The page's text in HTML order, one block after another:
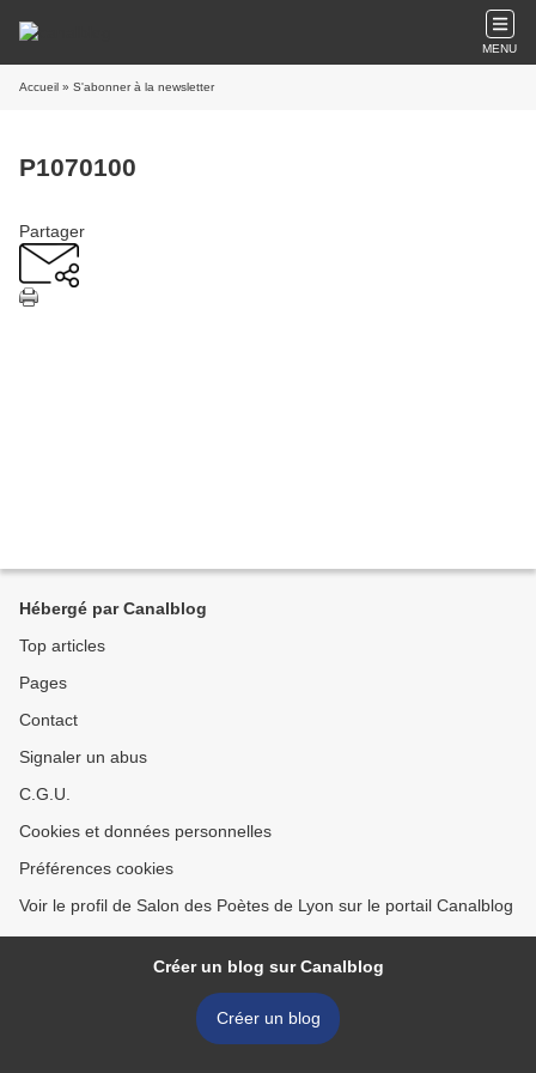
MENU
Accueil » S'abonner à la newsletter
P1070100
Partager
Hébergé par Canalblog
Top articles
Pages
Contact
Signaler un abus
C.G.U.
Cookies et données personnelles
Préférences cookies
Voir le profil de Salon des Poètes de Lyon sur le portail Canalblog
Créer un blog sur Canalblog
Créer un blog